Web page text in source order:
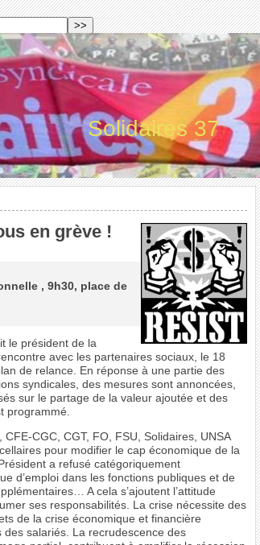
Solidaires 37
en grève !
, 9h30, place de
le président de la
avec les partenaires sociaux, le 18
de relance. En réponse à une partie des
syndicales, des mesures sont annoncées,
sur le partage de la valeur ajoutée et des
programmé.
CGC, CGT, FO, FSU, Solidaires, UNSA
pour modifier le cap économique de la
a refusé catégoriquement
d’emploi dans les fonctions publiques et de
A cela s’ajoutent l’attitude
ses responsabilités. La crise nécessite des
de la crise économique et financière
des salariés. La recrudescence des